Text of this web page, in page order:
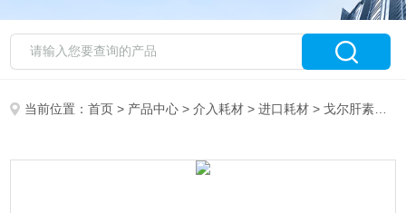
当前位置：首页 > 产品中心 >介入耗材 >进口耗材 > 戈尔肝素涂层血管内覆膜支架系统